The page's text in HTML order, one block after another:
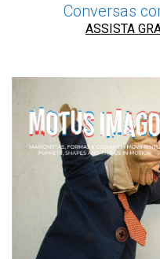
Conversas
ASSISTA